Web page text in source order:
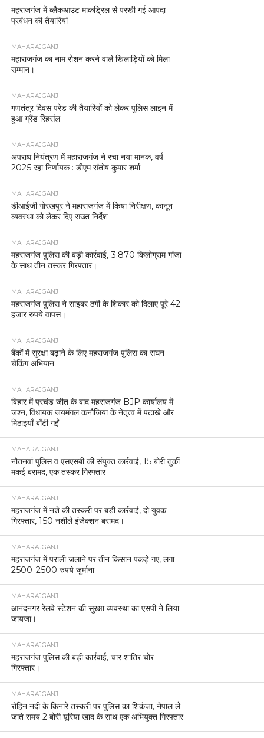
महराजगंज में ब्लैकआउट माकड्रिल से परखी गई आपदा
प्रबंधन की तैयारियां
MAHARAJGANJ
महाराजगंज का नाम रोशन करने वाले खिलाड़ियों को मिला
सम्मान।
MAHARAJGANJ
गणतंत्र दिवस परेड की तैयारियों को लेकर पुलिस लाइन में
हुआ ग्रैंड रिहर्सल
MAHARAJGANJ
अपराध नियंत्रण में महाराजगंज ने रचा नया मानक, वर्ष
2025 रहा निर्णायक : डीएम संतोष कुमार शर्मा
MAHARAJGANJ
डीआईजी गोरखपुर ने महाराजगंज में किया निरीक्षण, कानून-
व्यवस्था को लेकर दिए सख्त निर्देश
MAHARAJGANJ
महराजगंज पुलिस की बड़ी कार्रवाई, 3.870 किलोग्राम गांजा
के साथ तीन तस्कर गिरफ्तार।
MAHARAJGANJ
महराजगंज पुलिस ने साइबर ठगी के शिकार को दिलाए पूरे 42
हजार रुपये वापस।
MAHARAJGANJ
बैंकों में सुरक्षा बढ़ाने के लिए महराजगंज पुलिस का सघन
चेकिंग अभियान
MAHARAJGANJ
बिहार में प्रचंड जीत के बाद महराजगंज BJP कार्यालय में
जश्न, विधायक जयमंगल कनौजिया के नेतृत्व में पटाखे और
मिठाइयाँ बाँटी गईं
MAHARAJGANJ
नौतनवां पुलिस व एसएसबी की संयुक्त कार्रवाई, 15 बोरी तुर्की
मकई बरामद, एक तस्कर गिरफ्तार
MAHARAJGANJ
महराजगंज में नशे की तस्करी पर बड़ी कार्रवाई, दो युवक
गिरफ्तार, 150 नशीले इंजेक्शन बरामद।
MAHARAJGANJ
महराजगंज में पराली जलाने पर तीन किसान पकड़े गए, लगा
2500-2500 रुपये जुर्माना
MAHARAJGANJ
आनंदनगर रेलवे स्टेशन की सुरक्षा व्यवस्था का एसपी ने लिया
जायजा।
MAHARAJGANJ
महराजगंज पुलिस की बड़ी कार्रवाई, चार शातिर चोर
गिरफ्तार।
MAHARAJGANJ
रोहिन नदी के किनारे तस्करी पर पुलिस का शिकंजा, नेपाल ले
जाते समय 2 बोरी यूरिया खाद के साथ एक अभियुक्त गिरफ्तार